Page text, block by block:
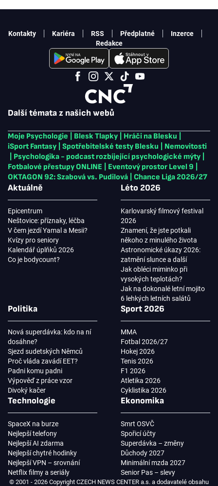
Další témata z našich webů
Moje Psychologie Blesk Tlapky Hráči na Blesku
iSport Fantasy
Spotřebitelské testy Blesku
Nemovitosti
Psychologika - podcast rozbíjející psychologické mýty
Fotbalové přestupy ONLINE
Eventový prostor Level 9
OKTAGON 92: Szabová vs. Pudilová
Chance Liga 2026/27
Aktuálně
Epicentrum
Neštovice: příznaky, léčba
V čem jezdí Yamal a Mesii?
Kvízy pro seniory
Kalendář úplňků 2026
Co je bodycount?
Léto 2026
Karlovarský filmový festival
2026
Znamení, že jste potkali
někoho z minulého života
Astronomické úkazy 2026:
zatmění slunce a další
Jak obléci miminko při
vysokých teplotách?
Jak na dokonalé letní mojito
6 lehkých letních salátů
Politika
Nová superdávka: kdo na ní
dosáhne?
Sjezd sudetských Němců
Proč vláda zavádí EET?
Padni komu padni
Výpověď z práce vzor
Divoký kačer
Sport 2026
MMA
Fotbal 2026/27
Hokej 2026
Tenis 2026
F1 2026
Atletika 2026
Cyklistika 2026
Technologie
SpaceX na burze
Nejlepší telefony
Nejlepší AI zdarma
Nejlepší chytré hodinky
Nejlepší VPN – srovnání
Netflix filmy a seriály
Ekonomika
Smrt OSVČ
Spořicí účty
Superdávka – změny
Důchody 2027
Minimální mzda 2027
Senior Pas – slevy
Kontakty Kariéra RSS Předplatné
Inzerce
Redakce
© 2001 - 2026 Copyright CZECH NEWS CENTER a.s. a dodavatelé obsahu